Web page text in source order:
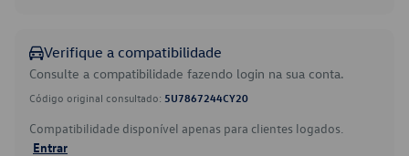
Verifique a compatibilidade
Consulte a compatibilidade fazendo login na sua conta.
Código original consultado: 5U7867244CY20
Compatibilidade disponível apenas para clientes logados.
Entrar